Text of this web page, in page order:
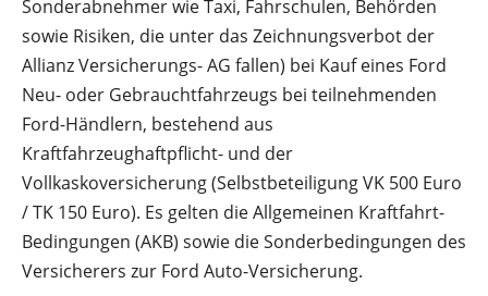
Sonderabnehmer wie Taxi, Fahrschulen, Behörden
sowie Risiken, die unter das Zeichnungsverbot der
Allianz Versicherungs- AG fallen) bei Kauf eines Ford
Neu- oder Gebrauchtfahrzeugs bei teilnehmenden
Ford-Händlern, bestehend aus
Kraftfahrzeughaftpflicht- und der
Vollkaskoversicherung (Selbstbeteiligung VK 500 Euro
/ TK 150 Euro). Es gelten die Allgemeinen Kraftfahrt-
Bedingungen (AKB) sowie die Sonderbedingungen des
Versicherers zur Ford Auto-Versicherung.